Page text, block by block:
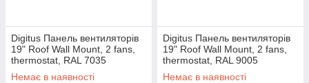
Digitus Панель вентиляторів
19" Roof Wall Mount, 2 fans,
thermostat, RAL 7035
Немає в наявності
Digitus Панель вентиляторів
19" Roof Wall Mount, 2 fans,
thermostat, RAL 9005
Немає в наявності